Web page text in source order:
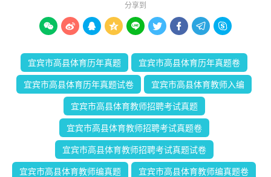
分享到
        
宜宾市高县体育历年真题 宜宾市高县体育历年真题卷
宜宾市高县体育历年真题试卷 宜宾市高县体育教师入编
宜宾市高县体育教师招聘考试真题
宜宾市高县体育教师招聘考试真题卷
宜宾市高县体育教师招聘考试真题试卷
宜宾市高县体育教师编真题 宜宾市高县体育教师编真题卷